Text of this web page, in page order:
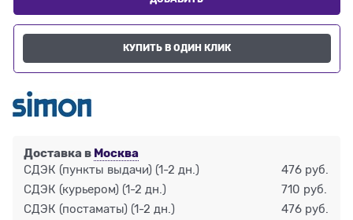
КУПИТЬ В ОДИН КЛИК
Доставка в Москва
СДЭК (пункты выдачи) (1-2 дн.)
476 руб.
СДЭК (курьером) (1-2 дн.)
710 руб.
СДЭК (постаматы) (1-2 дн.) 476 руб.